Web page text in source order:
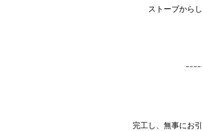
ストーブから
ｰｰｰ
完工し、無事にお